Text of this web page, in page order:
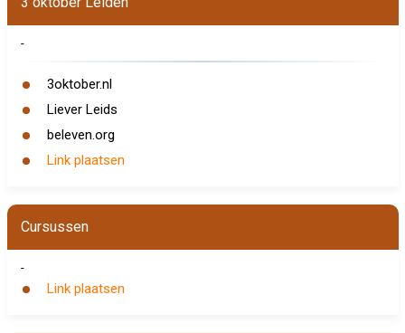
-
3oktober.nl
Liever Leids
beleven.org
Link plaatsen
Cursussen
-
Link plaatsen